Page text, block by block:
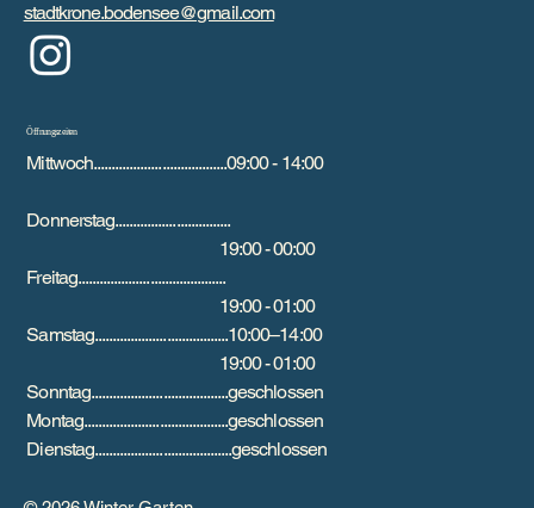
Öffnungszeiten
Mittwoch.....................................09:00 - 14:00
Donnerstag................................
19:00 - 00:00
Freitag.........................................
19:00 - 01:00
Samstag.....................................10:00–14:00
19:00 - 01:00
Sonntag......................................geschlossen
Montag........................................geschlossen
Dienstag......................................geschlossen
stadtkrone.bodensee@gmail.com